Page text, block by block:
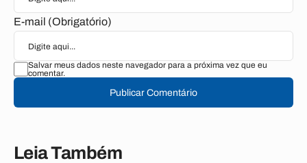
E-mail (Obrigatório)
Salvar meus dados neste navegador para a próxima vez que eu
comentar.
Publicar Comentário
Leia Também